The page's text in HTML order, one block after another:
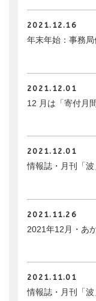
全国大会
サポーター
時間や労力の提供
2021.12.16
年末年始：事務
2021.12.01
12 月は「寄付月
2021.12.01
情報誌・月刊「波
2021.11.26
2021年12月・あ
2021.11.01
情報誌・月刊「波